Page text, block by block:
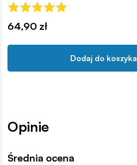
64,90 zł
Dodaj do koszyka
Opinie
Średnia ocena